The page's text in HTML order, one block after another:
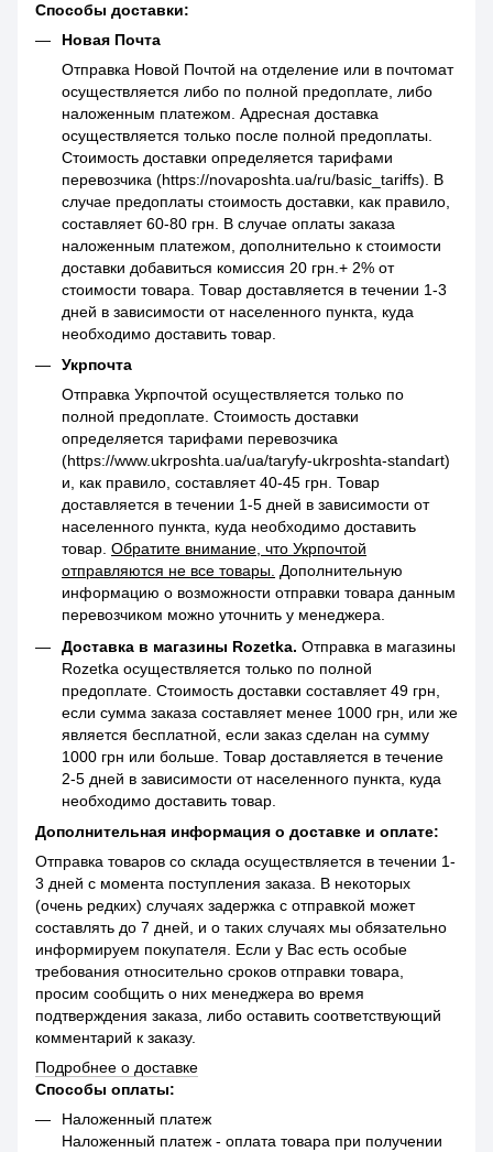
Способы доставки:
Новая Почта
Отправка Новой Почтой на отделение или в почтомат
осуществляется либо по полной предоплате, либо
наложенным платежом. Адресная доставка
осуществляется только после полной предоплаты.
Стоимость доставки определяется тарифами
перевозчика (https://novaposhta.ua/ru/basic_tariffs). В
случае предоплаты стоимость доставки, как правило,
составляет 60-80 грн. В случае оплаты заказа
наложенным платежом, дополнительно к стоимости
доставки добавиться комиссия 20 грн.+ 2% от
стоимости товара. Товар доставляется в течении 1-3
дней в зависимости от населенного пункта, куда
необходимо доставить товар.
Укрпочта
Отправка Укрпочтой осуществляется только по
полной предоплате. Стоимость доставки
определяется тарифами перевозчика
(https://www.ukrposhta.ua/ua/taryfy-ukrposhta-standart)
и, как правило, составляет 40-45 грн. Товар
доставляется в течении 1-5 дней в зависимости от
населенного пункта, куда необходимо доставить
товар. Обратите внимание, что Укрпочтой
отправляются не все товары. Дополнительную
информацию о возможности отправки товара данным
перевозчиком можно уточнить у менеджера.
Доставка в магазины Rozetka. Отправка в магазины
Rozetka осуществляется только по полной
предоплате. Стоимость доставки составляет 49 грн,
если сумма заказа составляет менее 1000 грн, или же
является бесплатной, если заказ сделан на сумму
1000 грн или больше. Товар доставляется в течение
2-5 дней в зависимости от населенного пункта, куда
необходимо доставить товар.
Дополнительная информация о доставке и оплате:
Отправка товаров со склада осуществляется в течении 1-
3 дней с момента поступления заказа. В некоторых
(очень редких) случаях задержка с отправкой может
составлять до 7 дней, и о таких случаях мы обязательно
информируем покупателя. Если у Вас есть особые
требования относительно сроков отправки товара,
просим сообщить о них менеджера во время
подтверждения заказа, либо оставить соответствующий
комментарий к заказу.
Подробнее о доставке
Способы оплаты:
Наложенный платеж
Наложенный платеж - оплата товара при получении